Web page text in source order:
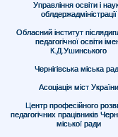
Управління освіти і
облдержадміністрації
Обласний інститут
педагогічної освіти
К.Д.Ушинського
Чернігівська міська
Асоціація міст України
Центр професійного
педагогічних працівників
міської ради